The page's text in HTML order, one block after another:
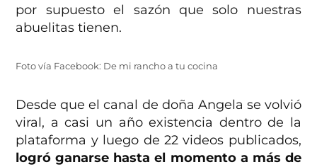
por supuesto el sazón que solo nuestras
abuelitas tienen.
Foto vía Facebook: De mi rancho a tu cocina
Desde que el canal de doña Angela se volvió
viral, a casi un año existencia dentro de la
plataforma y luego de 22 videos publicados,
logró ganarse hasta el momento a más de